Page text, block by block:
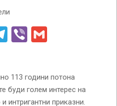
Telegram
Viber
113 години потона
буди голем интерес на
интригантни приказни.